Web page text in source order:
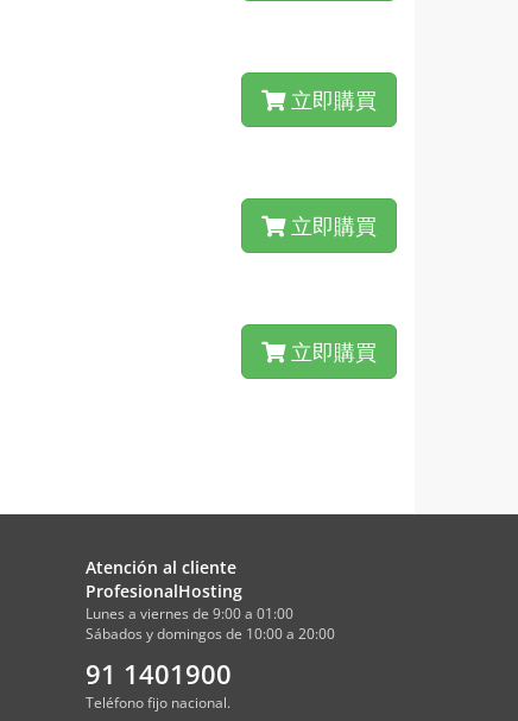
立即購買
立即購買
立即購買
Atención al cliente
ProfesionalHosting
Lunes a viernes de 9:00 a 01:00
Sábados y domingos de 10:00 a 20:00
91 1401900
Teléfono fijo nacional.